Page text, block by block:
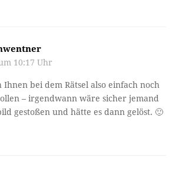
10:17 Uhr
bei dem Rätsel also einfach noch
– irgendwann wäre sicher jemand
gestoßen und hätte es dann gelöst. 🙂